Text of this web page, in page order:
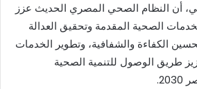
أن النظام الصحي المصري الحديث عزز
الصحية المقدمة وتحقيق العدالة
الكفاءة والشفافية، وتطوير الخدمات
طريق الوصول للتنمية الصحية